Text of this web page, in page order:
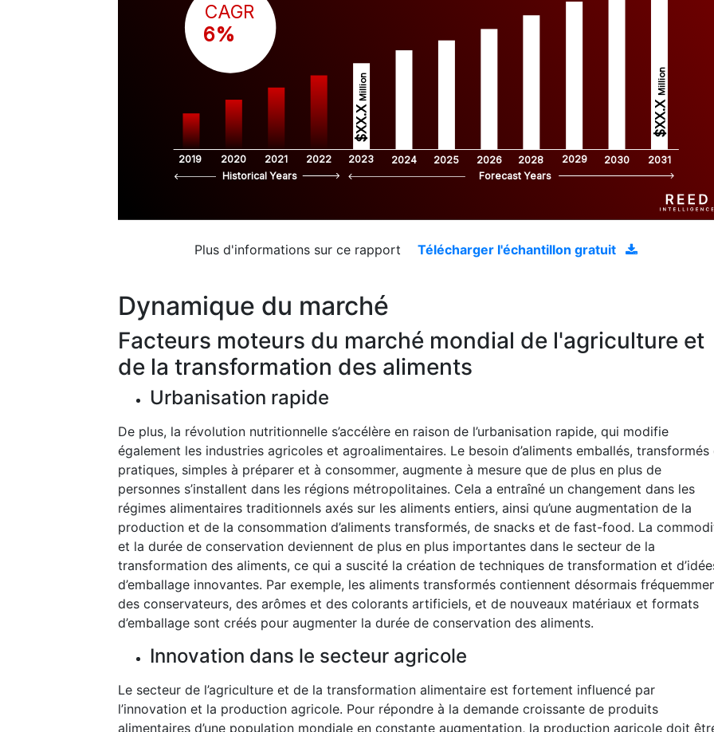
2019 2020 2021 2022 2023 2024 2025 2026 2028 2029 2030 2031
$XX.X
Million
$XX.X
Million
CAGR
6%
Historical Years Forecast Years
Plus d'informations sur ce rapport Télécharger l'échantillon gratuit
Dynamique du marché
Facteurs moteurs du marché mondial de l'agriculture et
de la transformation des aliments
Urbanisation rapide
De plus, la révolution nutritionnelle s’accélère en raison de l’urbanisation rapide, qui modifie
également les industries agricoles et agroalimentaires. Le besoin d’aliments emballés, transformés
pratiques, simples à préparer et à consommer, augmente à mesure que de plus en plus de
personnes s’installent dans les régions métropolitaines. Cela a entraîné un changement dans les
régimes alimentaires traditionnels axés sur les aliments entiers, ainsi qu’une augmentation de la
production et de la consommation d’aliments transformés, de snacks et de fast-food. La
et la durée de conservation deviennent de plus en plus importantes dans le secteur de la
transformation des aliments, ce qui a suscité la création de techniques de transformation et
d’emballage innovantes. Par exemple, les aliments transformés contiennent désormais
des conservateurs, des arômes et des colorants artificiels, et de nouveaux matériaux et formats
d’emballage sont créés pour augmenter la durée de conservation des aliments.
Innovation dans le secteur agricole
Le secteur de l’agriculture et de la transformation alimentaire est fortement influencé par
l’innovation et la production agricole. Pour répondre à la demande croissante de produits
alimentaires d’une population mondiale en constante augmentation, la production agricole doit